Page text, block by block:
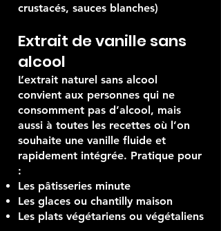
crustacés, sauces blanches)
Extrait de vanille sans
alcool
L’extrait naturel sans alcool
convient aux personnes qui ne
consomment pas d’alcool, mais
aussi à toutes les recettes où l’on
souhaite une vanille fluide et
rapidement intégrée. Pratique pour
:
Les pâtisseries minute
Les glaces ou chantilly maison
Les plats végétariens ou végétaliens